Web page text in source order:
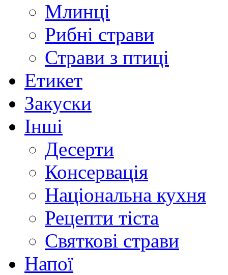
Млинці
Рибні страви
Страви з птиці
Етикет
Закуски
Інші
Десерти
Консервація
Національна кухня
Рецепти тіста
Святкові страви
Напої